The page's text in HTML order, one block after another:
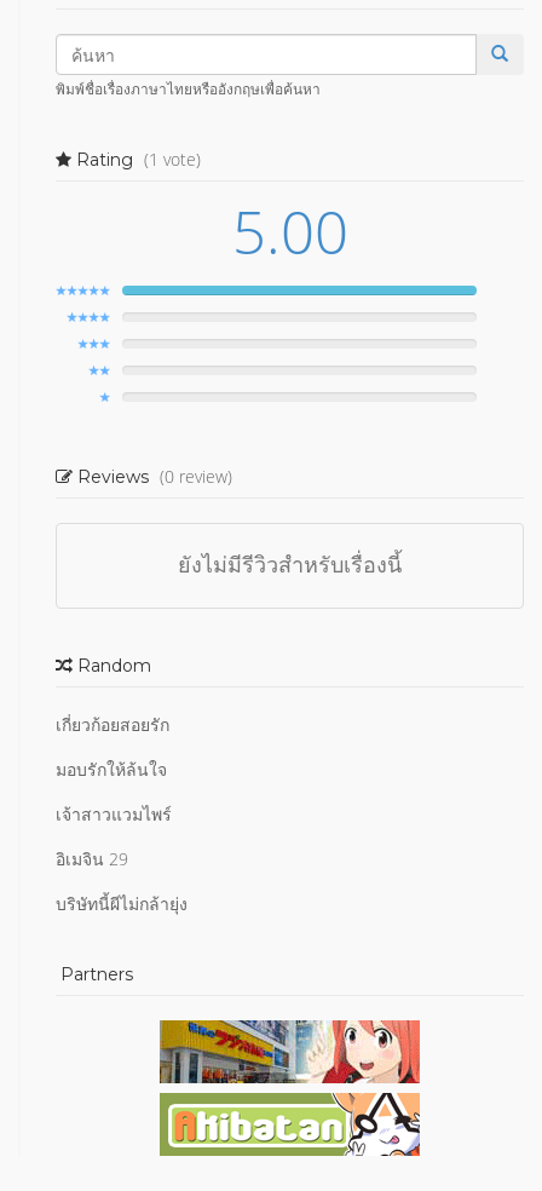
พิมพ์ชื่อเรื่องภาษาไทยหรืออังกฤษเพื่อค้นหา
Rating (1 vote)
5.00
Reviews (0 review)
ยังไม่มีรีวิวสำหรับเรื่องนี้
Random
เกี่ยวก้อยสอยรัก
มอบรักให้ล้นใจ
เจ้าสาวแวมไพร์
อิเมจิน 29
บริษัทนี้ผีไม่กล้ายุ่ง
Partners